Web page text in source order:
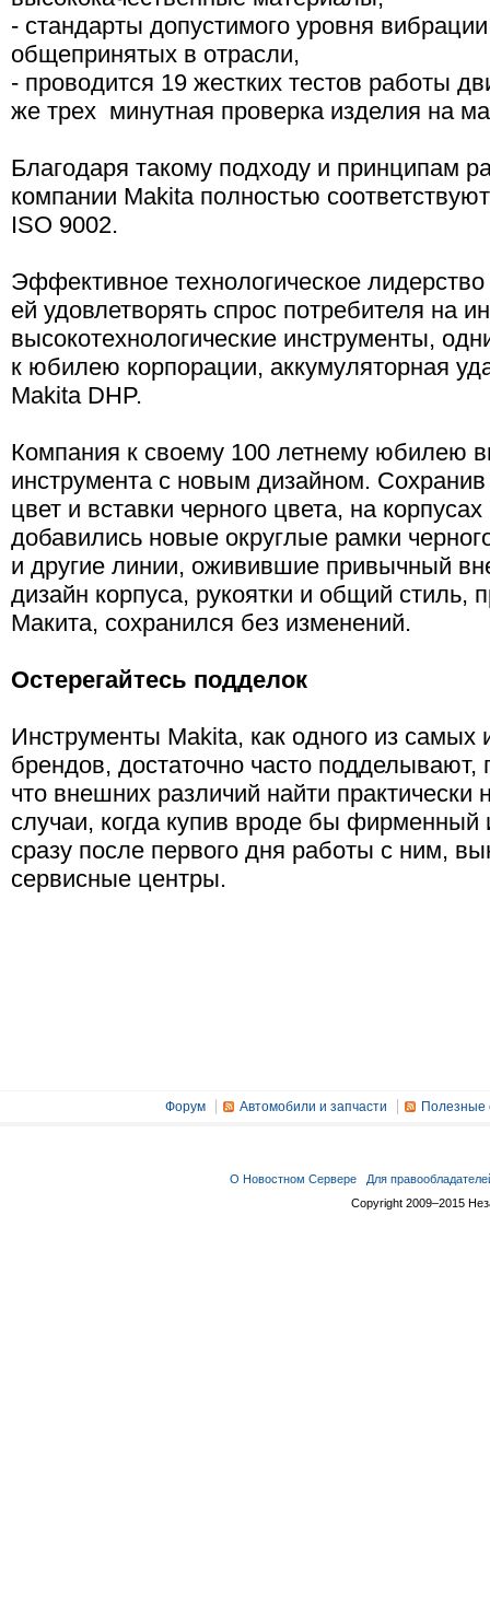
- стандарты допустимого уровня
общепринятых в отрасли,
- проводится 19 жестких тестов работы
же трех минутная проверка изделия на
Благодаря такому подходу и принципам
компании Makita полностью
ISO 9002.
Эффективное технологическое
ей удовлетворять спрос потребителя на
высокотехнологические инструменты,
к юбилею корпорации, аккумуляторная
Makita DHP.
Компания к своему 100 летнему юбилею
инструмента с новым дизайном.
цвет и вставки черного цвета, на
добавились новые округлые рамки
и другие линии, оживившие привычный
дизайн корпуса, рукоятки и общий стиль,
Макита, сохранился без изменений.
Остерегайтесь подделок
Инструменты Makita, как одного из самых
брендов, достаточно часто
что внешних различий найти
случаи, когда купив вроде бы фирменный
сразу после первого дня работы с ним,
сервисные центры.
Форум Автомобили и запчасти Полезные
О Новостном Сервере
Для
Copyright 2009–2015